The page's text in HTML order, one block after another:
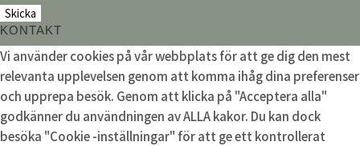
KONTAKT
Vi använder cookies på vår webbplats för att ge dig den mest
relevanta upplevelsen genom att komma ihåg dina preferenser
och upprepa besök. Genom att klicka på "Acceptera alla"
godkänner du användningen av ALLA kakor. Du kan dock
besöka "Cookie -inställningar" för att ge ett kontrollerat